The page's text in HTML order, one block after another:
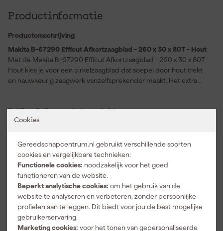
Cookies
Gereedschapcentrum.nl gebruikt verschillende soorten
cookies en vergelijkbare technieken:
Functionele cookies: noodzakelijk voor het goed
functioneren van de website.
Beperkt analytische cookies: om het gebruik van de
website te analyseren en verbeteren, zonder persoonlijke
profielen aan te leggen. Dit biedt voor jou de best mogelijke
gebruikerservaring.
Marketing cookies: voor het tonen van gepersonaliseerde
Productinformatie
Productomschrijving
Makita B-67290 Efficut Afkortzaagblad - 260 x 30 x 80T - Hout
Met de Makita B-67290 Efficut Afkortzaagblad - 260 x 30 x 80T -
Hout kies je voor een cirkelzaagblad dat soepel door hout trekt
en nauwkeurig zaagwerk vanzelfsprekender maakt. Het extra
één volle accu. De EFFICUT uitvoering is ontwikkeld voor snel en
afkortzaagblad ook prettig voor overlangs zagen wanneer je
balken of planken strak op maat wilt maken. Ook bij duplexhout
triplex en multiplexhout levert dit zaagblad hout een nette snede.
De 80 tanden zorgen voor een fijne afwerking, waardoor je
minder nabewerking nodig hebt. Zo zaag je met meer controle in
de werkplaats en op de bouwplaats. Voor iedere klus waarbij hout
zagen precies en efficiënt moet verlopen, geeft dit Makita
cirkelzaagblad je een merkbaar soepele zaagervaring.
Bekijk volledige productomschrijving
Modellijn
Kenmerken
Aantal stuks
Aantal tanden
Asgat 30 mm
Diameter zaagblad 260 mm